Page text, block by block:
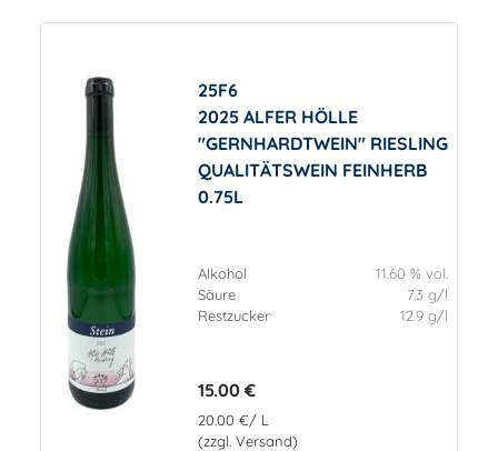
25F6
2025 ALFER HÖLLE
"GERNHARDTWEIN" RIESLING
QUALITÄTSWEIN FEINHERB
0.75L
Alkohol
11.60 % vol.
Säure
7.3 g/l
Restzucker
12.9 g/l
15.00 €
20.00 €/ L
(zzgl. Versand)